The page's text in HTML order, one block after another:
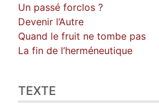
Un passé forclos ?
Devenir l’Autre
Quand le fruit ne tombe pas
La fin de l’herméneutique
TEXTE